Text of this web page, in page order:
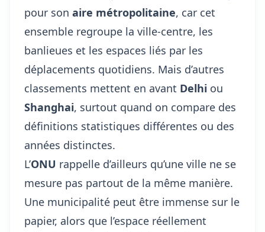
pour son aire métropolitaine, car cet
ensemble regroupe la ville-centre, les
banlieues et les espaces liés par les
déplacements quotidiens. Mais d’autres
classements mettent en avant Delhi ou
Shanghai, surtout quand on compare des
définitions statistiques différentes ou des
années distinctes.
L’ONU rappelle d’ailleurs qu’une ville ne se
mesure pas partout de la même manière.
Une municipalité peut être immense sur le
papier, alors que l’espace réellement